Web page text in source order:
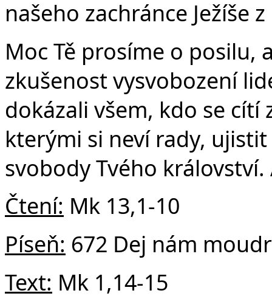
našeho zachránce Ježíše
Moc Tě prosíme o posilu,
zkušenost vysvobození
dokázali všem, kdo se
kterými si neví rady,
svobody Tvého království.
Čtení: Mk 13,1-10
Píseň: 672 Dej nám
Text: Mk 1,14-15